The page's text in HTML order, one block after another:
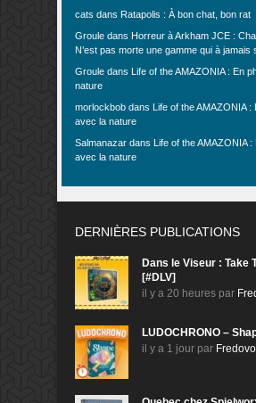
cats dans Ratapolis : À bon chat, bon rat
Groule dans Horreur à Arkham JCE :
N’est pas morte une gamme qui à jamais
Groule dans Life of the AMAZONIA : En
nature
morlockbob dans Life of the AMAZONIA :
avec la nature
Salmanazar dans Life of the AMAZONIA
avec la nature
DERNIÈRES PUBLICATIONS
Dans le Viseur : Take
[#DLV]
il y a 20 heures par
LUDOCHRONO –
il y a 1 jour par